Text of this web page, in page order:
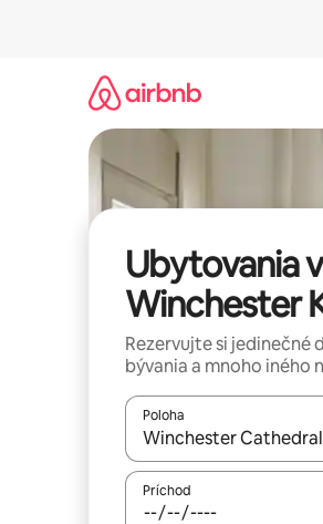
Ubytovania
Winchester
Rezervujte si jedinečné
bývania a mnoho iného
Poloha
Keď budú výsledky k
Príchod